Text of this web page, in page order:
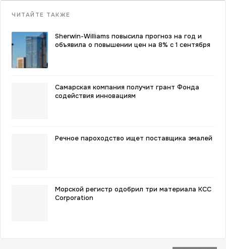
ЧИТАЙТЕ ТАКЖЕ
Sherwin-Williams повысила прогноз на год и
объявила о повышении цен на 8% с 1 сентября
Самарская компания получит грант Фонда
содействия инновациям
Речное пароходство ищет поставщика эмалей
Морской регистр одобрил три материала KCC
Corporation